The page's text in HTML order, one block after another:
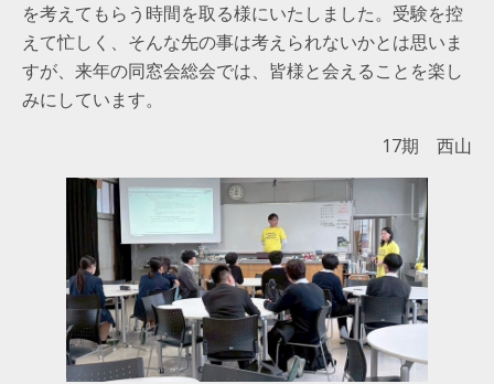
を考えてもらう時間を取る様にいたしました。受験を控
えて忙しく、そんな先の事は考えられないかとは思いま
すが、来年の同窓会総会では、皆様と会えることを楽し
みにしています。
17期 西山